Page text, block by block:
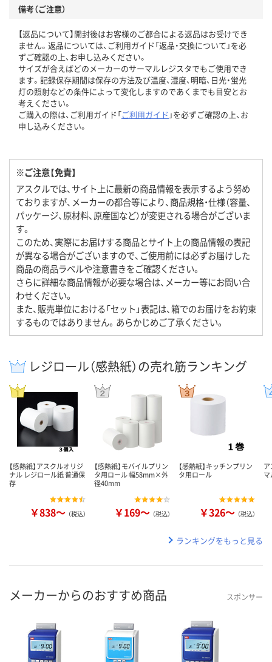
備考（ご注意）
【返品について】開封後はお客様のご都合による返品はお受けでき
ません。返品については、ご利用ガイド「返品・交換について」を必
ずご確認の上、お申し込みください。
サイズが合えばどのメーカーのサーマルレジスタでもご使用でき
ます。記録保存期間は保存の方法及び温度、湿度、明暗、日光・蛍光
灯の照射などの条件によって変化しますのであくまでも目安とお
考えください。
ご購入の際は、ご利用ガイド「ご利用ガイド 」を必ずご確認の上、お
申し込みください。
※ご注意【免責】
アスクルでは、サイト上に最新の商品情報を表示するよう努め
ておりますが、メーカーの都合等により、商品規格・仕様（容量、
パッケージ、原材料、原産国など）が変更される場合がございま
す。
このため、実際にお届けする商品とサイト上の商品情報の表記
が異なる場合がございますので、ご使用前には必ずお届けした
商品の商品ラベルや注意書きをご確認ください。
さらに詳細な商品情報が必要な場合は、メーカー等にお問い合
わせください。
また、販売単位における「セット」表記は、箱でのお届けをお約束
するものではありません。あらかじめご了承ください。
レジロール（感熱紙）の売れ筋ランキング
【感熱紙】アスクルオリジ
ナル レジロール紙 普通保
存
￥838～ （税込）
【感熱紙】モバイルプリン
タ用ロール 幅58mm×外
径40mm
￥169～ （税込）
【感熱紙】キッチンプリン
タ用ロール
￥326～ （税込）
ランキングをもっと見る
メーカーからのおすすめ商品 スポンサー